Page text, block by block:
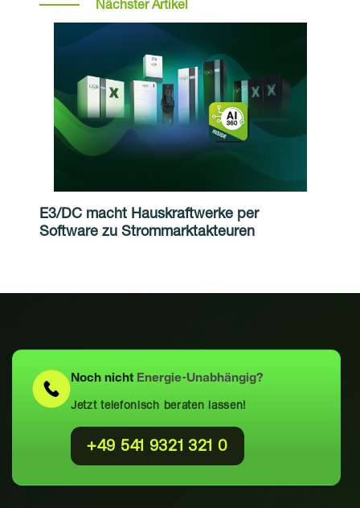
Nächster Artikel
E3/DC macht Hauskraftwerke per
Software zu Strommarktakteuren
Noch nicht Energie-Unabhängig?
Jetzt telefonisch beraten lassen!
+49 541 9321 321 0